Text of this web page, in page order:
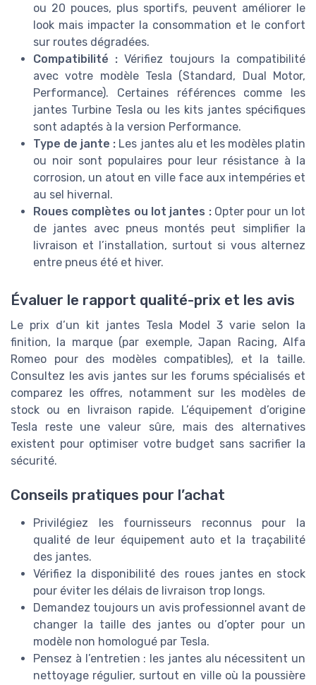
ou 20 pouces, plus sportifs, peuvent améliorer le
look mais impacter la consommation et le confort
sur routes dégradées.
Compatibilité : Vérifiez toujours la compatibilité
avec votre modèle Tesla (Standard, Dual Motor,
Performance). Certaines références comme les
jantes Turbine Tesla ou les kits jantes spécifiques
sont adaptés à la version Performance.
Type de jante : Les jantes alu et les modèles platin
ou noir sont populaires pour leur résistance à la
corrosion, un atout en ville face aux intempéries et
au sel hivernal.
Roues complètes ou lot jantes :Opter pour un lot
de jantes avec pneus montés peut simplifier la
livraison et l’installation, surtout si vous alternez
entre pneus été et hiver.
Évaluer le rapport qualité-prix et les avis
Le prix d’un kit jantes Tesla Model 3 varie selon la
finition, la marque (par exemple, Japan Racing, Alfa
Romeo pour des modèles compatibles), et la taille.
Consultez les avis jantes sur les forums spécialisés et
comparez les offres, notamment sur les modèles de
stock ou en livraison rapide. L’équipement d’origine
Tesla reste une valeur sûre, mais des alternatives
existent pour optimiser votre budget sans sacrifier la
sécurité.
Conseils pratiques pour l’achat
Privilégiez les fournisseurs reconnus pour la
qualité de leur équipement auto et la traçabilité
des jantes.
Vérifiez la disponibilité des roues jantes en stock
pour éviter les délais de livraison trop longs.
Demandez toujours un avis professionnel avant de
changer la taille des jantes ou d’opter pour un
modèle non homologué par Tesla.
Pensez à l’entretien : les jantes alu nécessitent un
nettoyage régulier, surtout en ville où la poussière